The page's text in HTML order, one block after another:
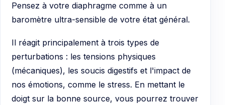
Pensez à votre diaphragme comme à un
baromètre ultra-sensible de votre état général.
Il réagit principalement à trois types de
perturbations : les tensions physiques
(mécaniques), les soucis digestifs et l'impact de
nos émotions, comme le stress. En mettant le
doigt sur la bonne source, vous pourrez trouver